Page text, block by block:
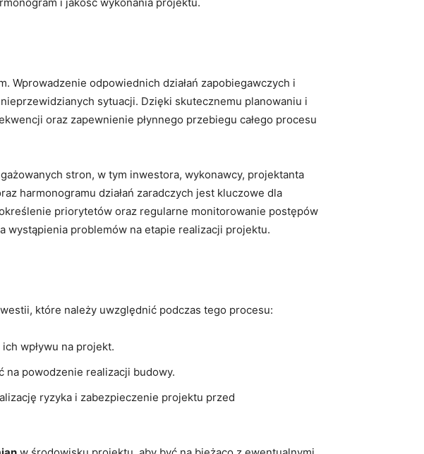
‌Wprowadzenie odpowiednich działań ‌zapobiegawczych i
sytuacji. Dzięki skutecznemu ⁤planowaniu i
oraz ⁣zapewnienie płynnego przebiegu całego ‍procesu
stron, ‍w⁤ tym inwestora, wykonawcy,⁣ projektanta
harmonogramu​ działań ⁢zaradczych jest kluczowe dla
priorytetów oraz regularne monitorowanie postępów
wystąpienia problemów‌ na etapie⁣ realizacji ​projektu.
⁣które należy uwzględnić podczas tego procesu:
wpływu na projekt.
na powodzenie realizacji budowy.
ryzyka i zabezpieczenie ​projektu przed